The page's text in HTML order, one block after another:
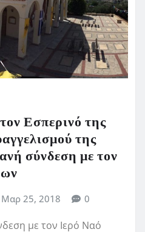
Εσπερινό της
της
σύνδεση με τον
Μαρ 25, 2018 0
με τον Ιερό Ναό